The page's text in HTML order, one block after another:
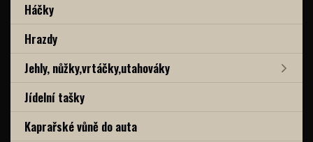
Háčky
Hrazdy
Jehly, nůžky,vrtáčky,utahováky
Jídelní tašky
Kaprařské vůně do auta